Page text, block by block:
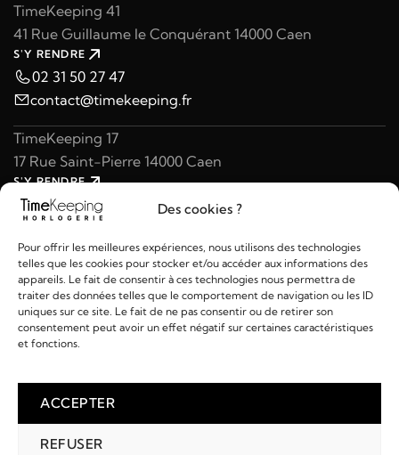
Des cookies ?
Pour offrir les meilleures expériences, nous utilisons des technologies
telles que les cookies pour stocker et/ou accéder aux informations des
appareils. Le fait de consentir à ces technologies nous permettra de
traiter des données telles que le comportement de navigation ou les ID
uniques sur ce site. Le fait de ne pas consentir ou de retirer son
consentement peut avoir un effet négatif sur certaines caractéristiques
et fonctions.
ACCEPTER
REFUSER
TimeKeeping 41
41 Rue Guillaume le Conquérant 14000 Caen
S'Y RENDRE
02 31 50 27 47
contact@timekeeping.fr
TimeKeeping 17
17 Rue Saint-Pierre 14000 Caen
S'Y RENDRE
02 31 47 49 97
contact@timekeeping.fr
Liens utiles
2026 © TIMEKEEPING - Réalisé par